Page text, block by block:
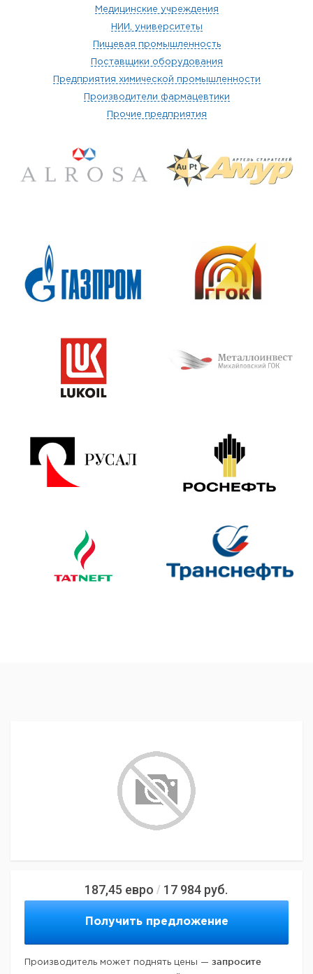
Медицинские учреждения
НИИ, университеты
Пищевая промышленность
Поставщики оборудования
Предприятия химической промышленности
Производители фармацевтики
Прочие предприятия
187,45 евро / 17 984 руб.
Получить предложение
Производитель может поднять цены — запросите